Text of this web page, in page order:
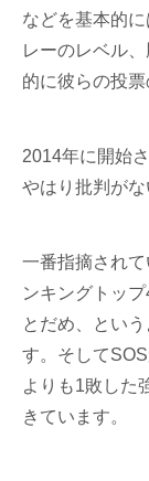
などを基本的
レーのレベル
的に彼らの投票
2014年に開始
やはり批判がな
一番指摘され
ンキングトッ
とだめ、とい
す。そして
よりも1敗した
きています。